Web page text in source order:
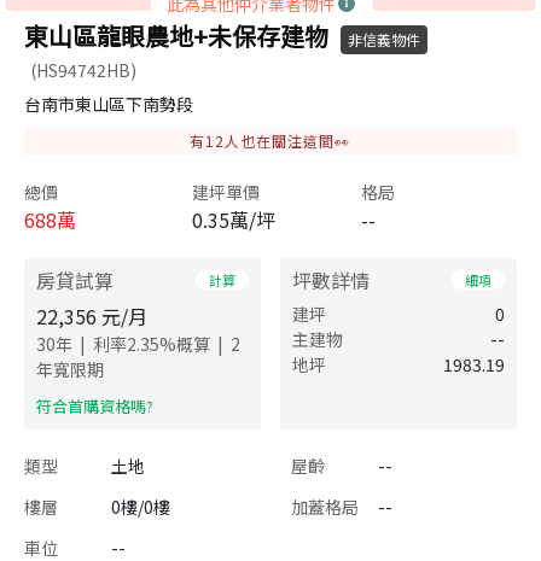
東山區龍眼農地+未保存建物 非信義物件
(HS94742HB)
台南市東山區下南勢段
有12 人也在關注這間👀
總價
688萬
建坪單價
0.35萬/坪
格局
--
房貸試算 計算
22,356 元/月
30年 | 利率2.35%概算 | 2
年寬限期
​符合首購資格嗎?
坪數詳情 細項
建坪
0
主建物
--
地坪
1983.19
類型 土地 屋齡
--
樓層
0樓/0樓 加蓋格局
--
車位
--